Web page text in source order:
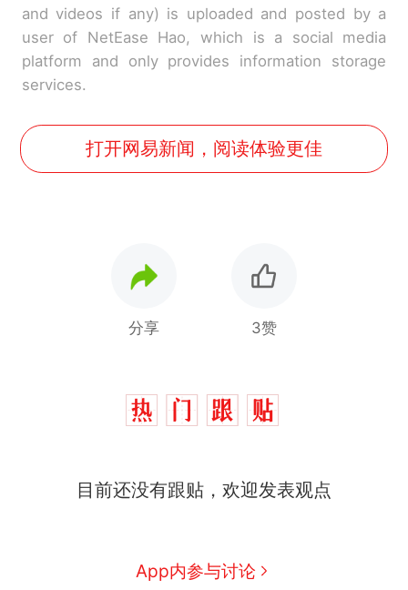
and videos if any) is uploaded and posted by a
user of NetEase Hao, which is a social media
platform and only provides information storage
services.
打开网易新闻，阅读体验更佳
分享 3赞
目前还没有跟贴，欢迎发表观点
App内参与讨论
那个在床头放菜刀的女孩，
因老师一句“跟我回家”改写了
费大厨“全国小炒肉大王”称